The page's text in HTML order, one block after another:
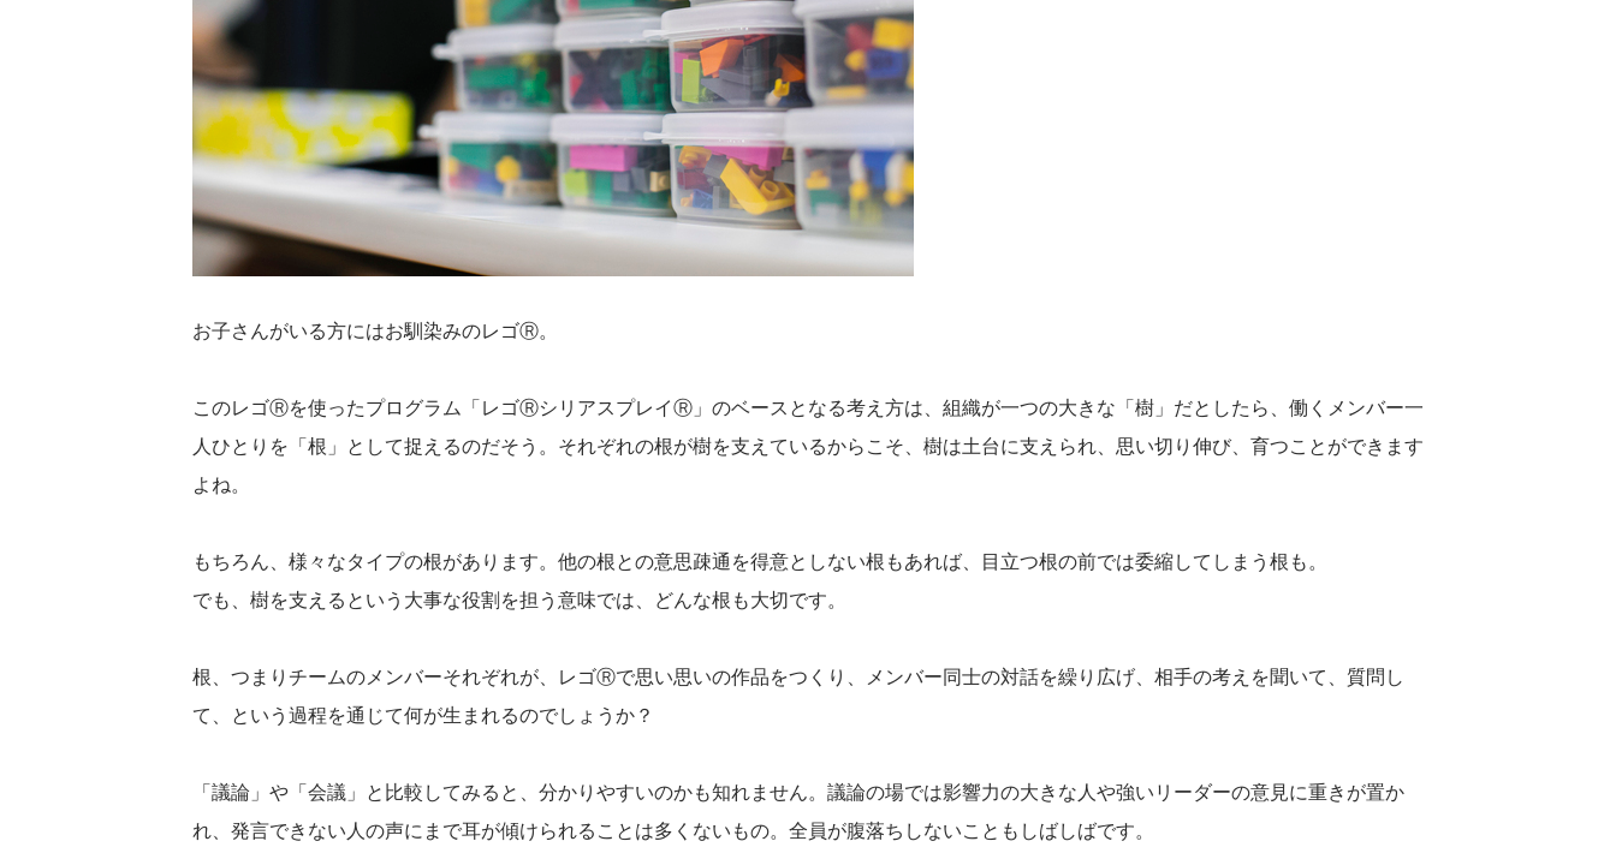
お子さんがいる方にはお馴染みのレゴⓇ。
このレゴⓇを使ったプログラム「レゴⓇシリアスプレイⓇ」のベースとなる考え方は、組織が一つの大きな「樹」だとしたら、働くメンバー一
人ひとりを「根」として捉えるのだそう。それぞれの根が樹を支えているからこそ、樹は土台に支えられ、思い切り伸び、育つことができます
よね。
もちろん、様々なタイプの根があります。他の根との意思疎通を得意としない根もあれば、目立つ根の前では委縮してしまう根も。
でも、樹を支えるという大事な役割を担う意味では、どんな根も大切です。
根、つまりチームのメンバーそれぞれが、レゴⓇで思い思いの作品をつくり、メンバー同士の対話を繰り広げ、相手の考えを聞いて、質問し
て、という過程を通じて何が生まれるのでしょうか？
「議論」や「会議」と比較してみると、分かりやすいのかも知れません。議論の場では影響力の大きな人や強いリーダーの意見に重きが置か
れ、発言できない人の声にまで耳が傾けられることは多くないもの。全員が腹落ちしないこともしばしばです。